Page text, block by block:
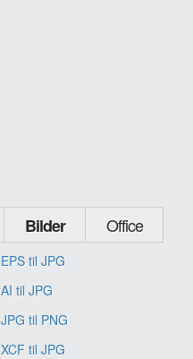
Bilder Office
EPS til JPG
AI til JPG
JPG til PNG
XCF til JPG